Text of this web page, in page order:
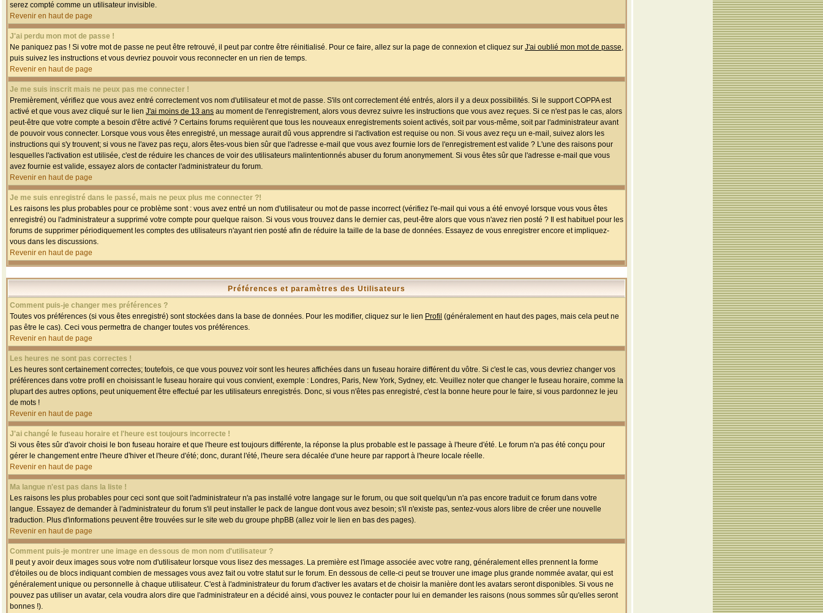
serez compté comme un utilisateur invisible.
Revenir en haut de page
J'ai perdu mon mot de passe !
Ne paniquez pas ! Si votre mot de passe ne peut être retrouvé, il peut par contre être réinitialisé. Pour ce faire, allez sur la page de connexion et cliquez sur J'ai oublié mon mot de passe,
puis suivez les instructions et vous devriez pouvoir vous reconnecter en un rien de temps.
Revenir en haut de page
Je me suis inscrit mais ne peux pas me connecter !
Premièrement, vérifiez que vous avez entré correctement vos nom d'utilisateur et mot de passe. S'ils ont correctement été entrés, alors il y a deux possibilités. Si le support COPPA est
activé et que vous avez cliqué sur le lien J'ai moins de 13 ans au moment de l'enregistrement, alors vous devrez suivre les instructions que vous avez reçues. Si ce n'est pas le cas, alors
peut-être que votre compte a besoin d'être activé ? Certains forums requièrent que tous les nouveaux enregistrements soient activés, soit par vous-même, soit par l'administrateur avant
de pouvoir vous connecter. Lorsque vous vous êtes enregistré, un message aurait dû vous apprendre si l'activation est requise ou non. Si vous avez reçu un e-mail, suivez alors les
instructions qui s'y trouvent; si vous ne l'avez pas reçu, alors êtes-vous bien sûr que l'adresse e-mail que vous avez fournie lors de l'enregistrement est valide ? L'une des raisons pour
lesquelles l'activation est utilisée, c'est de réduire les chances de voir des utilisateurs malintentionnés abuser du forum anonymement. Si vous êtes sûr que l'adresse e-mail que vous
avez fournie est valide, essayez alors de contacter l'administrateur du forum.
Revenir en haut de page
Je me suis enregistré dans le passé, mais ne peux plus me connecter ?!
Les raisons les plus probables pour ce problème sont : vous avez entré un nom d'utilisateur ou mot de passe incorrect (vérifiez l'e-mail qui vous a été envoyé lorsque vous vous êtes
enregistré) ou l'administrateur a supprimé votre compte pour quelque raison. Si vous vous trouvez dans le dernier cas, peut-être alors que vous n'avez rien posté ? Il est habituel pour les
forums de supprimer périodiquement les comptes des utilisateurs n'ayant rien posté afin de réduire la taille de la base de données. Essayez de vous enregistrer encore et impliquez-
vous dans les discussions.
Revenir en haut de page
Préférences et paramètres des Utilisateurs
Comment puis-je changer mes préférences ?
Toutes vos préférences (si vous êtes enregistré) sont stockées dans la base de données. Pour les modifier, cliquez sur le lien Profil (généralement en haut des pages, mais cela peut ne
pas être le cas). Ceci vous permettra de changer toutes vos préférences.
Revenir en haut de page
Les heures ne sont pas correctes !
Les heures sont certainement correctes; toutefois, ce que vous pouvez voir sont les heures affichées dans un fuseau horaire différent du vôtre. Si c'est le cas, vous devriez changer vos
préférences dans votre profil en choisissant le fuseau horaire qui vous convient, exemple : Londres, Paris, New York, Sydney, etc. Veuillez noter que changer le fuseau horaire, comme la
plupart des autres options, peut uniquement être effectué par les utilisateurs enregistrés. Donc, si vous n'êtes pas enregistré, c'est la bonne heure pour le faire, si vous pardonnez le jeu
de mots !
Revenir en haut de page
J'ai changé le fuseau horaire et l'heure est toujours incorrecte !
Si vous êtes sûr d'avoir choisi le bon fuseau horaire et que l'heure est toujours différente, la réponse la plus probable est le passage à l'heure d'été. Le forum n'a pas été conçu pour
gérer le changement entre l'heure d'hiver et l'heure d'été; donc, durant l'été, l'heure sera décalée d'une heure par rapport à l'heure locale réelle.
Revenir en haut de page
Ma langue n'est pas dans la liste !
Les raisons les plus probables pour ceci sont que soit l'administrateur n'a pas installé votre langage sur le forum, ou que soit quelqu'un n'a pas encore traduit ce forum dans votre
langue. Essayez de demander à l'administrateur du forum s'il peut installer le pack de langue dont vous avez besoin; s'il n'existe pas, sentez-vous alors libre de créer une nouvelle
traduction. Plus d'informations peuvent être trouvées sur le site web du groupe phpBB (allez voir le lien en bas des pages).
Revenir en haut de page
Comment puis-je montrer une image en dessous de mon nom d'utilisateur ?
Il peut y avoir deux images sous votre nom d'utilisateur lorsque vous lisez des messages. La première est l'image associée avec votre rang, généralement elles prennent la forme
d'étoiles ou de blocs indiquant combien de messages vous avez fait ou votre statut sur le forum. En dessous de celle-ci peut se trouver une image plus grande nommée avatar, qui est
généralement unique ou personnelle à chaque utilisateur. C'est à l'administrateur du forum d'activer les avatars et de choisir la manière dont les avatars seront disponibles. Si vous ne
pouvez pas utiliser un avatar, cela voudra alors dire que l'administrateur en a décidé ainsi, vous pouvez le contacter pour lui en demander les raisons (nous sommes sûr qu'elles seront
bonnes !).